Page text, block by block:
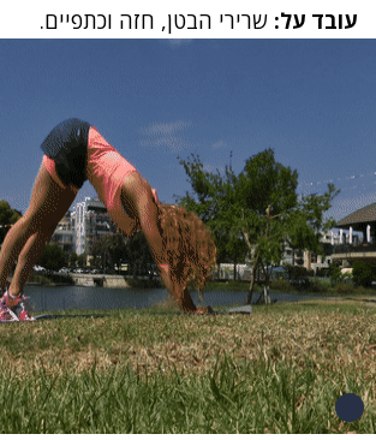
עובד על: שרירי הבטן, חזה וכתפיים.